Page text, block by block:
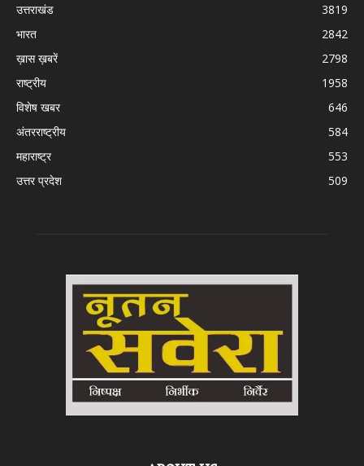
उत्तराखंड
3819
भारत
2842
ख़ास ख़बरें
2798
राष्ट्रीय
1958
विशेष खबर
646
अंतरराष्ट्रीय
584
महाराष्ट्र
553
उत्तर प्रदेश
509